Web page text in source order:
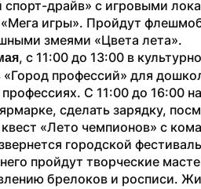
спорт-драйв» с игровыми
игры». Пройдут
змеями «Цвета лета».
, с 11:00 до 13:00 в
«Город профессий» для
С 11:00 до 16:00
сделать зарядку,
«Лето чемпионов» с
городской
пройдут творческие
брелоков и росписи.